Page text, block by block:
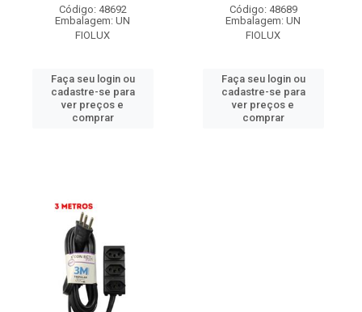
Código: 48692
Embalagem: UN
FIOLUX
Faça seu login ou
cadastre-se para
ver preços e
comprar
Código: 48689
Embalagem: UN
FIOLUX
Faça seu login ou
cadastre-se para
ver preços e
comprar